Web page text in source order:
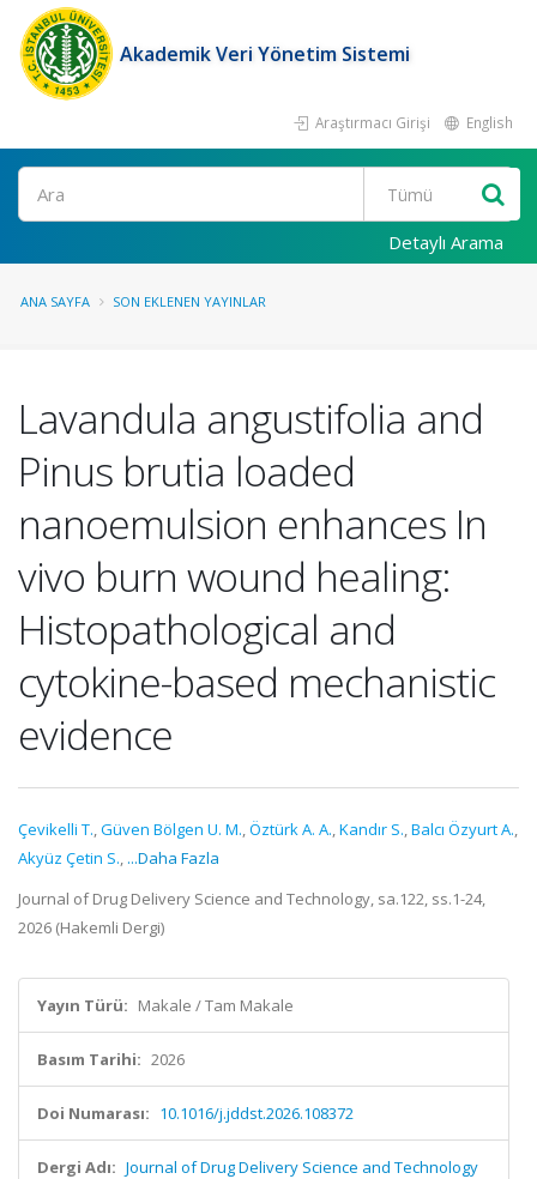
Akademik Veri Yönetim Sistemi
Araştırmacı Girişi English
Ara
Detaylı Arama
ANA SAYFA SON EKLENEN YAYINLAR
Lavandula angustifolia and
Pinus brutia loaded
nanoemulsion enhances In
vivo burn wound healing:
Histopathological and
cytokine-based mechanistic
evidence
Çevikelli T.,Güven Bölgen U. M.,Öztürk A. A.,Kandır S.,Balcı Özyurt A.,
Akyüz Çetin S., ...Daha Fazla
Journal of Drug Delivery Science and Technology, sa.122, ss.1-24,
2026 (Hakemli Dergi)
Yayın Türü: Makale / Tam Makale
Basım Tarihi: 2026
Doi Numarası: 10.1016/j.jddst.2026.108372
Dergi Adı: Journal of Drug Delivery Science and Technology